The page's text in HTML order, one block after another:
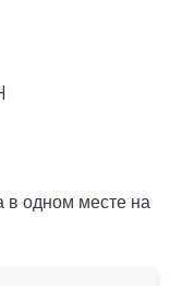
в одном месте на